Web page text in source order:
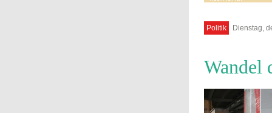
Politik Dienstag,
Wandel